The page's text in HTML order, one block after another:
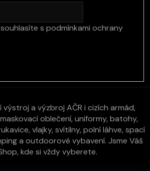
s podmínkami ochrany
výstroj a výzbroj AČR i cizích armád,
oblečení, uniformy, batohy,
vlajky, svítilny, polní láhve, spací
a outdoorové vybavení. Jsme Váš
kde si vždy vyberete.